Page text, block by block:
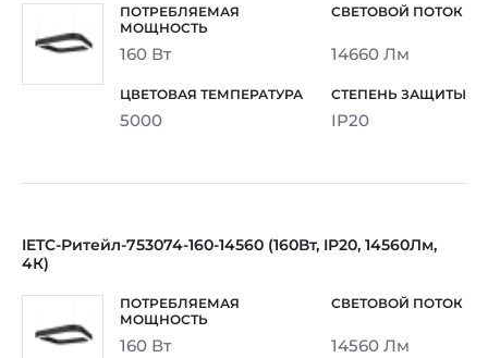
160 Вт 14660 Лм
5000 IP20
IETC-Ритейл-753074-160-14560 (160Вт, IP20, 14560Лм,
4К)
160 Вт 14560 Лм